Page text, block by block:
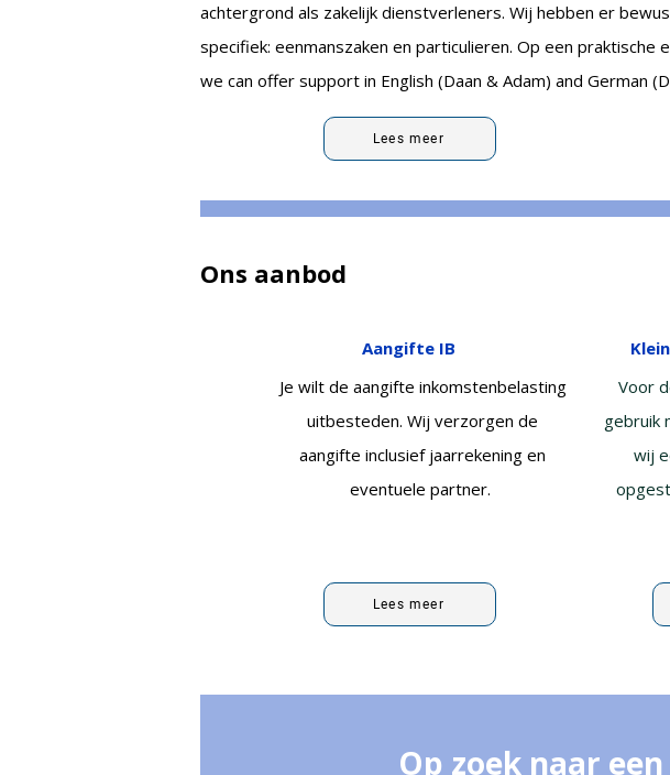
achtergrond als zakelijk dienstverleners. Wij hebben er
specifiek: eenmanszaken en particulieren. Op een praktische
we can offer support in English (Daan & Adam) and German
Lees meer
Ons aanbod
Je wilt de aangifte inkomstenbelasting
uitbesteden. Wij verzorgen de
aangifte inclusief jaarrekening en
eventuele partner.
Voor
gebruik
wij
Lees meer
Aangifte IB
Op zoek naar